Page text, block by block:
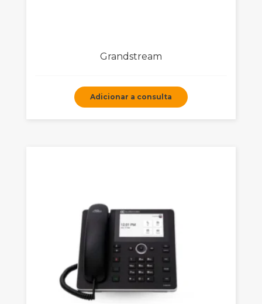
Grandstream
Adicionar a consulta